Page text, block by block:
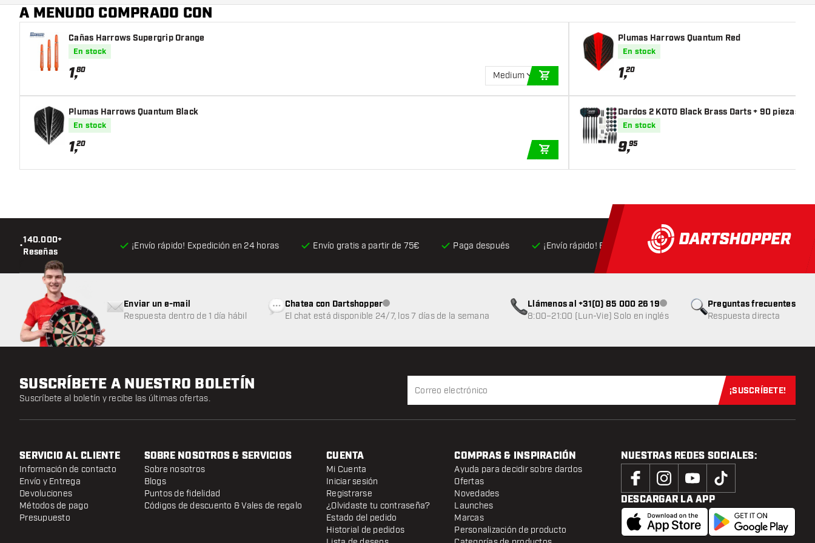
A MENUDO COMPRADO CON
Cañas Harrows Supergrip Orange
En stock
1,80
Medium
AÑADIR A LA CESTA
Plumas Harrows Quantum Black
En stock
1,20
AÑADIR A LA CESTA
Plumas Harrows Quantum Red
En stock
1,20
Dardos 2 KOTO Black Brass Darts + 90 piezas
En stock
9,95
•
140.000+
Reseñas
¡Envío rápido! Expedición en 24 horas Envío gratis a partir de 75€ Paga después ¡Envío rápido! Expedición en 24 horas Envío gratisa partir
Preguntas frecuentes
Respuesta directa
Enviar un e-mail
Respuesta dentro de 1 día hábil
Chatea con DartshopperAtención al cliente no disponible
El chat está disponible 24/7, los 7 días de la semana
Llámenos al +31(0) 85 000 26 19Atención al cliente no disponible
8:00–21:00 (Lun-Vie) Solo en inglés
SUSCRÍBETE A NUESTRO BOLETÍN
Suscríbete al boletín y recibe las últimas ofertas.
Suscríbete
¡SUSCRÍBETE!
SERVICIO AL CLIENTE
Información de contacto
Envío y Entrega
Devoluciones
Métodos de pago
Presupuesto
SOBRE NOSOTROS & SERVICIOS
Sobre nosotros
Blogs
Puntos de fidelidad
Códigos de descuento & Vales de regalo
CUENTA
Mi Cuenta
Iniciar sesión
Registrarse
¿Olvidaste tu contraseña?
Estado del pedido
Historial de pedidos
COMPRAS & INSPIRACIÓN
Ayuda para decidir sobre dardos
Ofertas
Novedades
Launches
Marcas
Personalización de producto
NUESTRAS REDES SOCIALES:
DESCARGAR LA APP